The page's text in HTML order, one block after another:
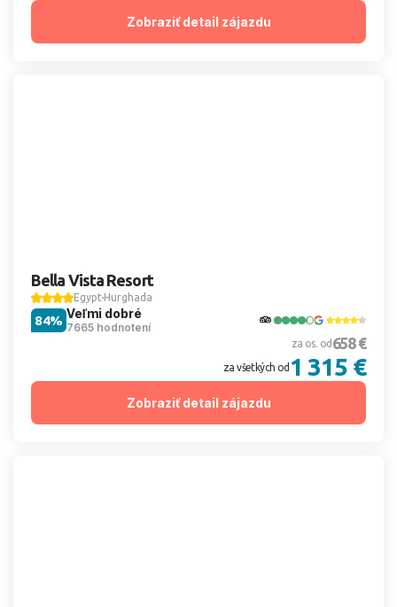
Zobraziť detail zájazdu
Bella Vista Resort
Egypt Hurghada
Veľmi dobré
7665 hodnotení
84%
za os. od 658 €
za všetkých od 1 315 €
Zobraziť detail zájazdu